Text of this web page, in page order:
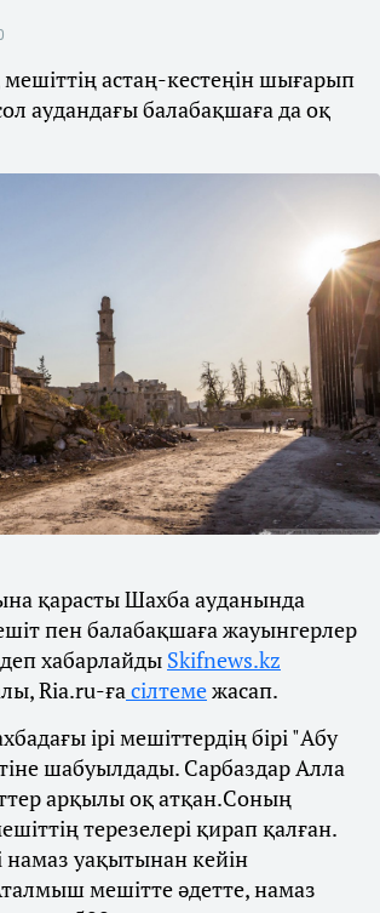
астаң-кестеңін шығарып
аудандағы балабақшаға да оқ
қарасты Шахба ауданында
пен балабақшаға жауынгерлер
хабарлайды Skifnews.kz
Ria.ru-ғасілтемежасап.
ірі мешіттердің бірі "Абу
шабуылдады. Сарбаздар Алла
арқылы оқ атқан.Соның
терезелері қирап қалған.
уақытынан кейін
мешітте әдетте, намаз